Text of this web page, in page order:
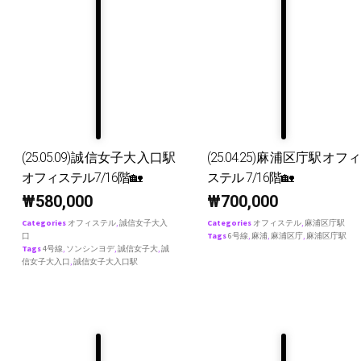
(25.05.09)誠信女子大入口駅
オフィステル7/16階🏡
₩580,000
Categories オフィステル,誠信女子大入
口
Tags4号線, ソンシンヨデ,誠信女子大,誠
信女子大入口,誠信女子大入口駅
(25.04.25)麻浦区庁駅オフィ
ステル 7/16階🏡
₩700,000
Categories オフィステル, 麻浦区庁駅
Tags6号線, 麻浦, 麻浦区庁, 麻浦区庁駅